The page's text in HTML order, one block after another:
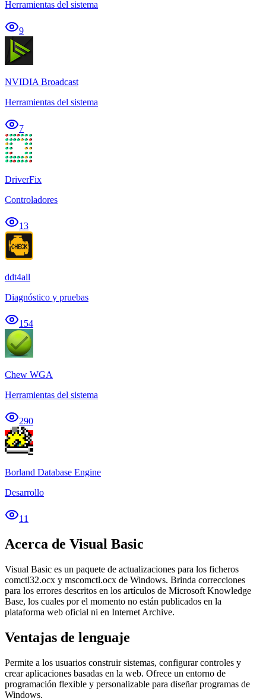
Herramientas del sistema
9
NVIDIA Broadcast
Herramientas del sistema
7
DriverFix
Controladores
13
ddt4all
Diagnóstico y pruebas
154
Chew WGA
Herramientas del sistema
290
Borland Database Engine
Desarrollo
11
Acerca de Visual Basic
Visual Basic es un paquete de actualizaciones para los ficheros
comctl32.ocx y mscomctl.ocx de Windows. Brinda correcciones
para los errores descritos en los artículos de Microsoft Knowledge
Base, los cuales por el momento no están publicados en la
plataforma web oficial ni en Internet Archive.
Ventajas de lenguaje
Permite a los usuarios construir sistemas, configurar controles y
crear aplicaciones basadas en la web. Ofrece un entorno de
programación flexible y personalizable para diseñar programas de
Windows.